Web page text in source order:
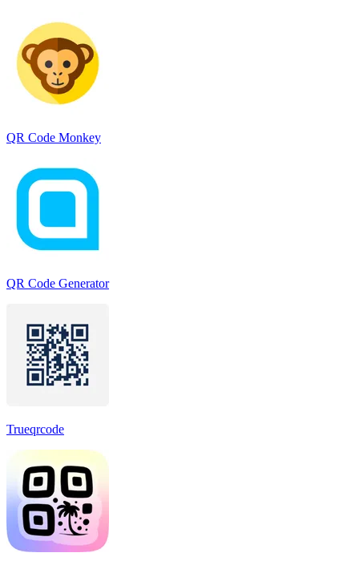
QR Code Monkey
QR Code Generator
Trueqrcode